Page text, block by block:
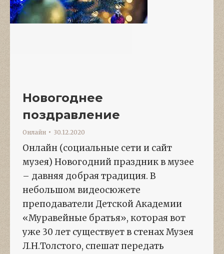
Новогоднее
поздравление
Онлайн 30.12.2020
Онлайн (социальные сети и сайт
музея) Новогодний праздник в музее
– давняя добрая традиция. В
небольшом видеосюжете
преподаватели Детской Академии
«Муравейные братья», которая вот
уже 30 лет существует в стенах Музея
Л.Н.Толстого, спешат передать